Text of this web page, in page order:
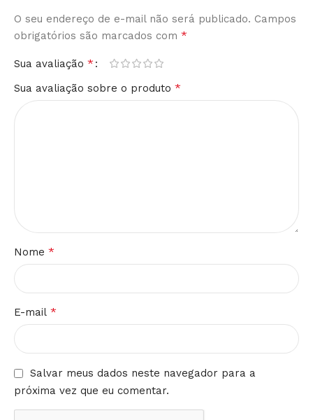
O seu endereço de e-mail não será publicado. Campos
obrigatórios são marcados com *
Sua avaliação *
Sua avaliação sobre o produto *
Nome *
E-mail *
Salvar meus dados neste navegador para a
próxima vez que eu comentar.
Alternative: